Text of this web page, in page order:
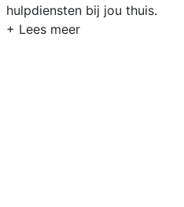
hulpdiensten bij jou thuis.